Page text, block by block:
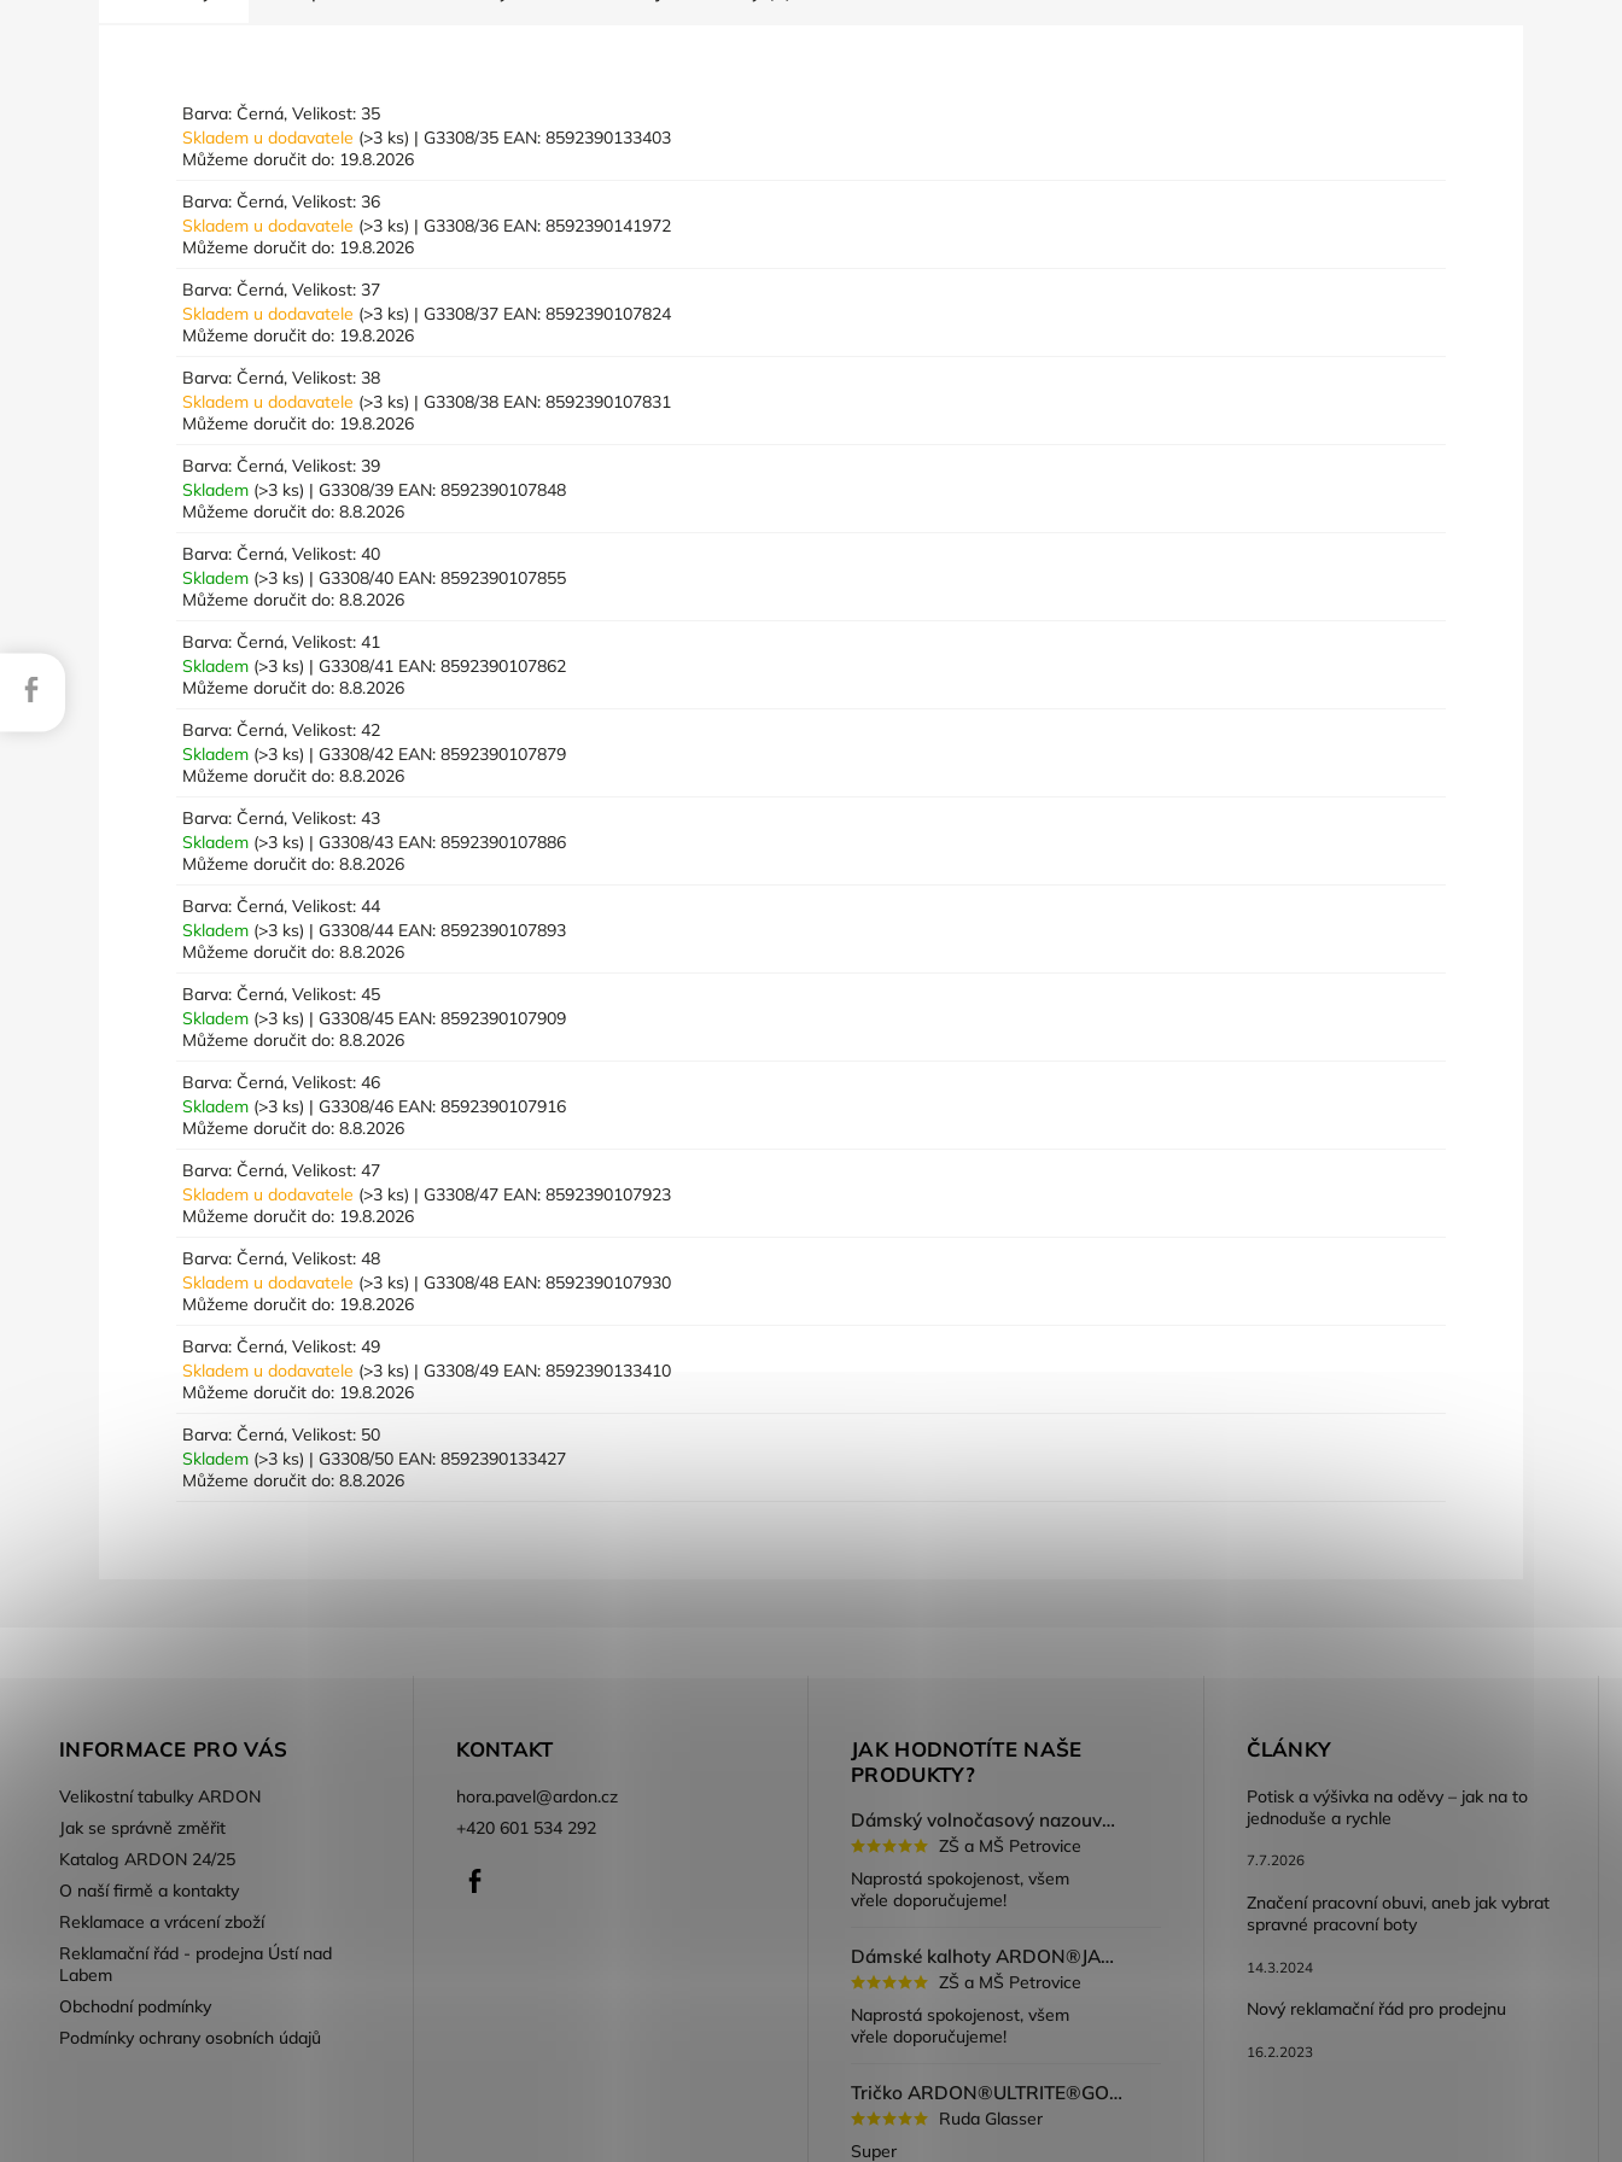
Barva: Černá, Velikost: 35
Skladem u dodavatele (>3 ks) | G3308/35 EAN: 8592390133403
Můžeme doručit do: 19.8.2026
Barva: Černá, Velikost: 36
Skladem u dodavatele (>3 ks) | G3308/36 EAN: 8592390141972
Můžeme doručit do: 19.8.2026
Barva: Černá, Velikost: 37
Skladem u dodavatele (>3 ks) | G3308/37 EAN: 8592390107824
Můžeme doručit do: 19.8.2026
Barva: Černá, Velikost: 38
Skladem u dodavatele (>3 ks) | G3308/38 EAN: 8592390107831
Můžeme doručit do: 19.8.2026
Barva: Černá, Velikost: 39
Skladem (>3 ks) | G3308/39 EAN: 8592390107848
Můžeme doručit do: 8.8.2026
Barva: Černá, Velikost: 40
Skladem (>3 ks) | G3308/40 EAN: 8592390107855
Můžeme doručit do: 8.8.2026
Barva: Černá, Velikost: 41
Skladem (>3 ks) | G3308/41 EAN: 8592390107862
Můžeme doručit do: 8.8.2026
Barva: Černá, Velikost: 42
Skladem (>3 ks) | G3308/42 EAN: 8592390107879
Můžeme doručit do: 8.8.2026
Barva: Černá, Velikost: 43
Skladem (>3 ks) | G3308/43 EAN: 8592390107886
Můžeme doručit do: 8.8.2026
Barva: Černá, Velikost: 44
Skladem (>3 ks) | G3308/44 EAN: 8592390107893
Můžeme doručit do: 8.8.2026
Barva: Černá, Velikost: 45
Skladem (>3 ks) | G3308/45 EAN: 8592390107909
Můžeme doručit do: 8.8.2026
Barva: Černá, Velikost: 46
Skladem (>3 ks) | G3308/46 EAN: 8592390107916
Můžeme doručit do: 8.8.2026
Barva: Černá, Velikost: 47
Skladem u dodavatele (>3 ks) | G3308/47 EAN: 8592390107923
Můžeme doručit do: 19.8.2026
Barva: Černá, Velikost: 48
Skladem u dodavatele (>3 ks) | G3308/48 EAN: 8592390107930
Můžeme doručit do: 19.8.2026
Barva: Černá, Velikost: 49
Skladem u dodavatele (>3 ks) | G3308/49 EAN: 8592390133410
Můžeme doručit do: 19.8.2026
Barva: Černá, Velikost: 50
Skladem (>3 ks) | G3308/50 EAN: 8592390133427
Můžeme doručit do: 8.8.2026
INFORMACE PRO VÁS
Velikostní tabulky ARDON
Jak se správně změřit
Katalog ARDON 24/25
O naší firmě a kontakty
Reklamace a vrácení zboží
Reklamační řád - prodejna Ústí nad
Labem
Obchodní podmínky
Podmínky ochrany osobních údajů
KONTAKT
hora.pavel@ardon.cz
+420 601 534 292
JAK HODNOTÍTE NAŠE
PRODUKTY?
Dámský volnočasový nazouvák ARDON®JUNO - růžová
ZŠ a MŠ Petrovice
Naprostá spokojenost, všem
vřele doporučujeme!
Dámské kalhoty ARDON®JASVENA šedá
ZŠ a MŠ Petrovice
Naprostá spokojenost, všem
vřele doporučujeme!
Tričko ARDON®ULTRITE®GO! dámské růžová
Ruda Glasser
Super
ČLÁNKY
Potisk a výšivka na oděvy – jak na to
jednoduše a rychle
7.7.2026
Značení pracovní obuvi, aneb jak vybrat
spravné pracovní boty
14.3.2024
Nový reklamační řád pro prodejnu
16.2.2023